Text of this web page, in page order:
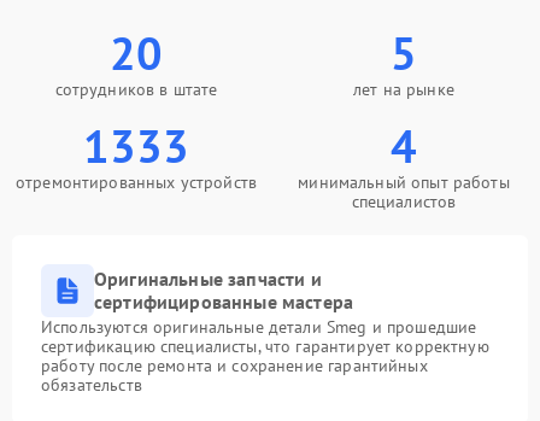
20
сотрудников в штате
5
лет на рынке
1333
отремонтированных устройств
4
минимальный опыт работы
специалистов
Оригинальные запчасти и
сертифицированные мастера
Используются оригинальные детали Smeg и прошедшие
сертификацию специалисты, что гарантирует корректную
работу после ремонта и сохранение гарантийных
обязательств